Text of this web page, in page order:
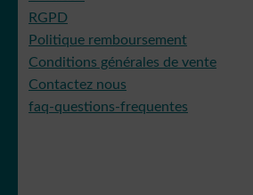
RGPD
Politique remboursement
Conditions générales de vente
Contactez nous
faq-questions-frequentes